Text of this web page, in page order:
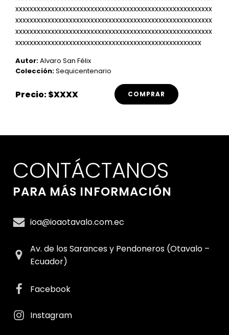
xxxxxxxxxxxxxxxxxxxxxxxxxxxxxxxxxxxxxxxxxxxxxxxxxxxxxxx
xxxxxxxxxxxxxxxxxxxxxxxxxxxxxxxxxxxxxxxxxxxxxxxxxxxxxxx
xxxxxxxxxxxxxxxxxxxxxxxxxxxxxxxxxxxxxxxxxxxxxxxxxxxxxxx
xxxxxxxxxxxxxxxxxxxxxxxxxxxxxxxxxxxxxxxxxxxxxxxxxxxx
Autor:Alvaro San Félix
Colección:Sequicentenario
Precio: $XXXX COMPRAR
CONTÁCTANOS
PARA MÁS INFORMACIÓN
ioa@ioaotavalo.com.ec
Av. de los Sarances y Pendoneros (Otavalo –
Ecuador)
Facebook
Instagram